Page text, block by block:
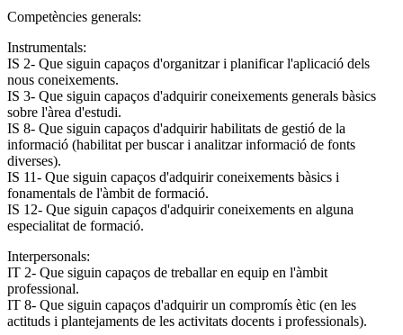
Competències generals:
Instrumentals:
IS 2- Que siguin capaços d'organitzar i planificar l'aplicació dels
nous coneixements.
IS 3- Que siguin capaços d'adquirir coneixements generals bàsics
sobre l'àrea d'estudi.
IS 8- Que siguin capaços d'adquirir habilitats de gestió de la
informació (habilitat per buscar i analitzar informació de fonts
diverses).
IS 11- Que siguin capaços d'adquirir coneixements bàsics i
fonamentals de l'àmbit de formació.
IS 12- Que siguin capaços d'adquirir coneixements en alguna
especialitat de formació.
Interpersonals:
IT 2- Que siguin capaços de treballar en equip en l'àmbit
professional.
IT 8- Que siguin capaços d'adquirir un compromís ètic (en les
actituds i plantejaments de les activitats docents i professionals).